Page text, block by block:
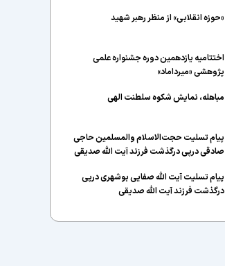
«حوزه انقلابی» از منظر رهبر شهید
اختتامیه یازدهمین دوره جشنواره علمی
پژوهشی «میرداماد»
مباهله، نمایش شکوه سلطنت الهی
پیام تسلیت حجت‌الاسلام والمسلمین حاجی
صادقی درپی درگذشت فرزند آیت الله صدیقی
پیام تسلیت آیت الله صفایی بوشهری درپی
درگذشت فرزند آیت الله صدیقی